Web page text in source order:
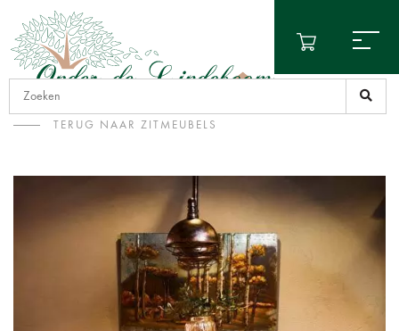
TERUG NAAR ZITMEUBELS